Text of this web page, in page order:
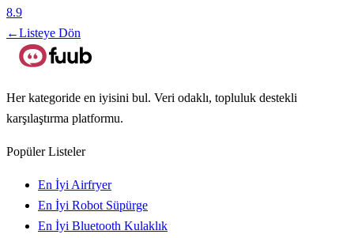
8.9
←Listeye Dön
Her kategoride en iyisini bul. Veri odaklı, topluluk destekli
karşılaştırma platformu.
Popüler Listeler
En İyi Airfryer
En İyi Robot Süpürge
En İyi Bluetooth Kulaklık